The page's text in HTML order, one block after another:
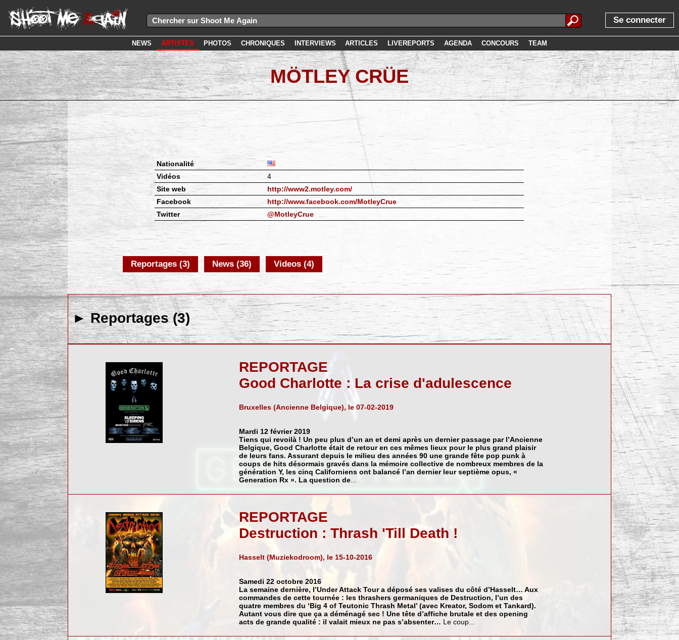
Se connecter
NEWS ARTISTES PHOTOS CHRONIQUES INTERVIEWS ARTICLES LIVEREPORTS AGENDA CONCOURS TEAM
MÖTLEY CRÜE
Nationalité
Vidéos
4
Site web
http://www2.motley.com/
Facebook
http://www.facebook.com/MotleyCrue
Twitter
@MotleyCrue
Reportages (3) News (36) Videos (4)
► Reportages (3)
REPORTAGE
Good Charlotte : La crise d'adulescence
Bruxelles (Ancienne Belgique), le 07-02-2019
Mardi 12 février 2019
Tiens qui revoilà ! Un peu plus d’un an et demi après un dernier passage par l’Ancienne
Belgique, Good Charlotteétait de retour en ces mêmes lieux pour le plus grand plaisir
de leurs fans. Assurant depuis le milieu des années 90 une grande fête pop punk à
coups de hits désormais gravés dans la mémoire collective de nombreux membres de la
génération Y, les cinq Californiens ont balancé l’an dernier leur septième opus, «
Generation Rx ». La question de...
REPORTAGE
Destruction : Thrash 'Till Death !
Hasselt (Muziekodroom), le 15-10-2016
Samedi 22 octobre 2016
La semaine dernière, l’Under Attack Tour a déposé ses valises du côté d’Hasselt… Aux
commandes de cette tournée : les thrashers germaniques de Destruction, l’un des
quatre membres du ‘Big 4 of Teutonic Thrash Metal’ (avec Kreator, Sodomet Tankard).
Autant vous dire que ça a déménagé sec ! Une tête d’affiche brutale et des opening
acts de grande qualité : il valait mieux ne pas s’absenter… Le coup...